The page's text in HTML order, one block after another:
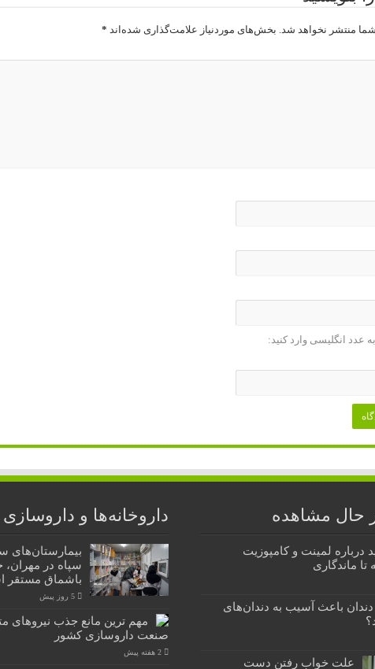
منتشر نخواهد شد. بخش‌های موردنیاز علامت‌گذاری شده‌اند *
عدد انگلیسی وارد کنید:
حال مشاهده
درباره لمینت و کامپوزیت
تا ماندگاری
دندان باعث آسیب به دندان‌های
علت خواب رفتن دست
داروخانه‌ها و داروسازی
بیمارستان‌های
سپاه در
باشماق مستقر
5 روز پیش
مهم ترین مانع جذب نیروهای
صنعت داروسازی کشور
2 هفته پیش